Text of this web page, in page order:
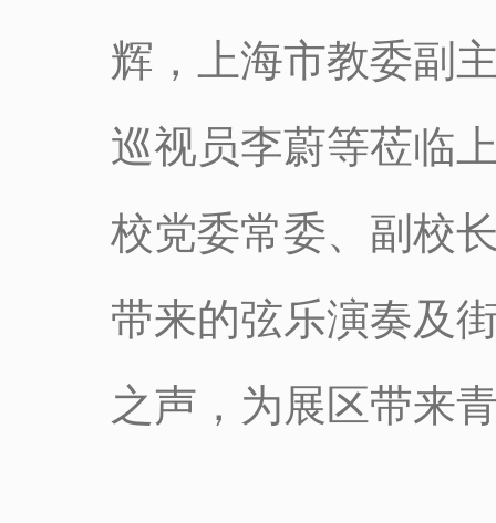
辉，上海市教委副
巡视员李蔚等莅临
校党委常委、副校
带来的弦乐演奏及
之声，为展区带来